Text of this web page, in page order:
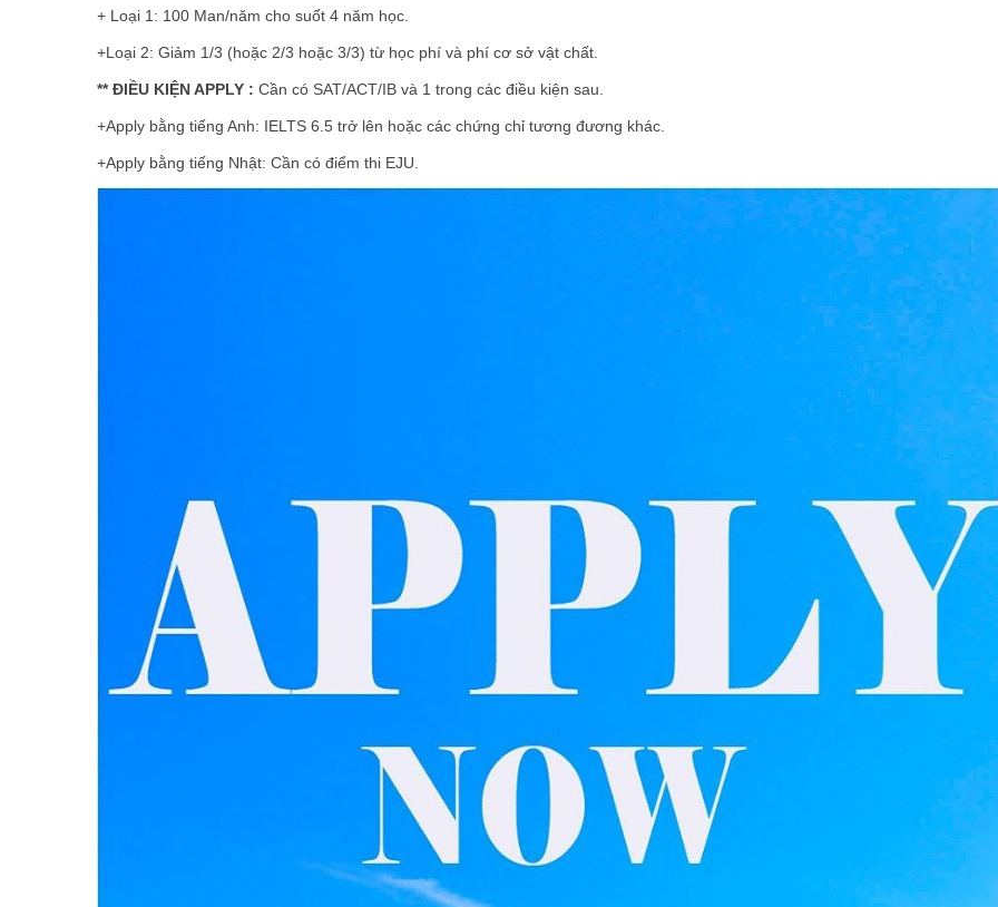
+ Loại 1: 100 Man/năm cho suốt 4 năm học.
+Loại 2: Giảm 1/3 (hoặc 2/3 hoặc 3/3) từ học phí và phí cơ sở vật chất.
** ĐIỀU KIỆN APPLY : Cần có SAT/ACT/IB và 1 trong các điều kiện sau.
+Apply bằng tiếng Anh: IELTS 6.5 trở lên hoặc các chứng chỉ tương đương khác.
+Apply bằng tiếng Nhật: Cần có điểm thi EJU.